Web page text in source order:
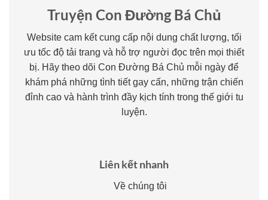
Truyện Con Đường Bá Chủ
Website cam kết cung cấp nội dung chất lượng, tối
ưu tốc độ tải trang và hỗ trợ người đọc trên mọi thiết
bị. Hãy theo dõi Con Đường Bá Chủ mỗi ngày để
khám phá những tình tiết gay cấn, những trận chiến
đỉnh cao và hành trình đầy kịch tính trong thế giới tu
luyện.
Liên kết nhanh
Về chúng tôi